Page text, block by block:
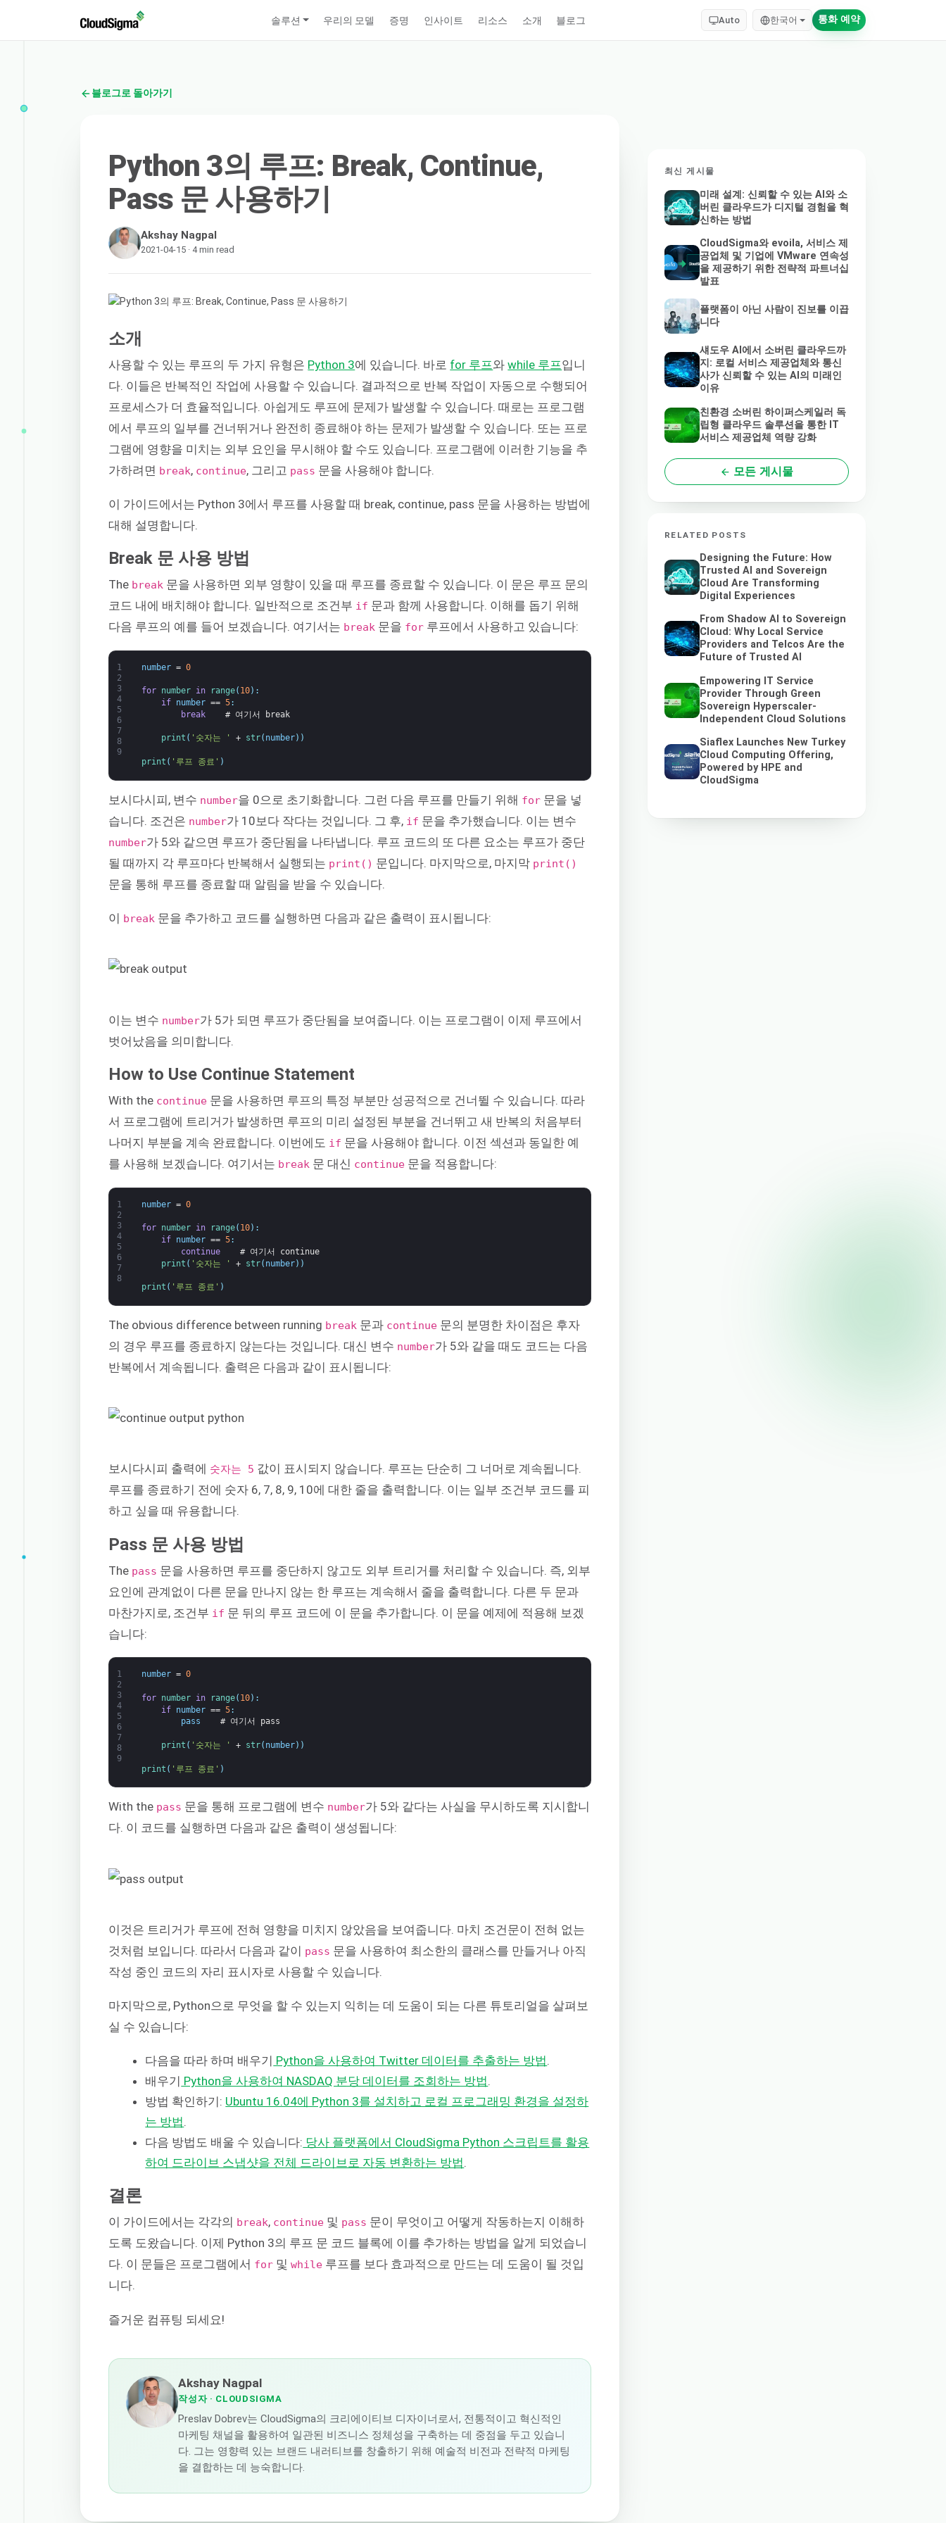
솔루션 우리의 모델 증명 인사이트 리소스 소개 블로그 Auto 한국어 통화 예약
블로그로 돌아가기
Python 3의 루프: Break, Continue,
Pass 문 사용하기
Akshay Nagpal
2021-04-15 · 4 min read
소개
사용할 수 있는 루프의 두 가지 유형은 Python 3에 있습니다. 바로 for 루프와while 루프입니
다. 이들은 반복적인 작업에 사용할 수 있습니다. 결과적으로 반복 작업이 자동으로 수행되어
프로세스가 더 효율적입니다. 아쉽게도 루프에 문제가 발생할 수 있습니다. 때로는 프로그램
에서 루프의 일부를 건너뛰거나 완전히 종료해야 하는 문제가 발생할 수 있습니다. 또는 프로
그램에 영향을 미치는 외부 요인을 무시해야 할 수도 있습니다. 프로그램에 이러한 기능을 추
가하려면 break, continue, 그리고 pass 문을 사용해야 합니다.
이 가이드에서는 Python 3에서 루프를 사용할 때 break, continue, pass 문을 사용하는 방법에
대해 설명합니다.
Break 문 사용 방법
The break 문을 사용하면 외부 영향이 있을 때 루프를 종료할 수 있습니다. 이 문은 루프 문의
코드 내에 배치해야 합니다. 일반적으로 조건부 if 문과 함께 사용합니다. 이해를 돕기 위해
다음 루프의 예를 들어 보겠습니다. 여기서는 break 문을 for 루프에서 사용하고 있습니다:
1
2
3
4
5
6
7
8
9
number = 0
for number in range( 10) :
if number == 5:
break
# 여기서 break
print ( '숫자는 ' + str( number) )
print ( '루프 종료' )
보시다시피, 변수 number을 0으로 초기화합니다. 그런 다음 루프를 만들기 위해 for 문을 넣
습니다. 조건은 number가 10보다 작다는 것입니다. 그 후, if 문을 추가했습니다. 이는 변수
number가 5와 같으면 루프가 중단됨을 나타냅니다. 루프 코드의 또 다른 요소는 루프가 중단
될 때까지 각 루프마다 반복해서 실행되는 print() 문입니다. 마지막으로, 마지막 print()
문을 통해 루프를 종료할 때 알림을 받을 수 있습니다.
이 break 문을 추가하고 코드를 실행하면 다음과 같은 출력이 표시됩니다:
이는 변수 number가 5가 되면 루프가 중단됨을 보여줍니다. 이는 프로그램이 이제 루프에서
벗어났음을 의미합니다.
How to Use Continue Statement
With the continue 문을 사용하면 루프의 특정 부분만 성공적으로 건너뛸 수 있습니다. 따라
서 프로그램에 트리거가 발생하면 루프의 미리 설정된 부분을 건너뛰고 새 반복의 처음부터
나머지 부분을 계속 완료합니다. 이번에도 if 문을 사용해야 합니다. 이전 섹션과 동일한 예
를 사용해 보겠습니다. 여기서는 break 문 대신 continue 문을 적용합니다:
1
2
3
4
5
6
7
8
number = 0
for number in range( 10) :
if number == 5:
continue
# 여기서 continue
print ( '숫자는 ' + str( number) )
print ( '루프 종료' )
The obvious difference between running break 문과 continue 문의 분명한 차이점은 후자
의 경우 루프를 종료하지 않는다는 것입니다. 대신 변수 number가 5와 같을 때도 코드는 다음
반복에서 계속됩니다. 출력은 다음과 같이 표시됩니다:
보시다시피 출력에 숫자는 5 값이 표시되지 않습니다. 루프는 단순히 그 너머로 계속됩니다.
루프를 종료하기 전에 숫자 6, 7, 8, 9, 10에 대한 줄을 출력합니다. 이는 일부 조건부 코드를 피
하고 싶을 때 유용합니다.
Pass 문 사용 방법
The pass 문을 사용하면 루프를 중단하지 않고도 외부 트리거를 처리할 수 있습니다. 즉, 외부
요인에 관계없이 다른 문을 만나지 않는 한 루프는 계속해서 줄을 출력합니다. 다른 두 문과
마찬가지로, 조건부 if 문 뒤의 루프 코드에 이 문을 추가합니다. 이 문을 예제에 적용해 보겠
습니다:
1
2
3
4
5
6
7
8
9
number = 0
for number in range( 10) :
if number == 5:
pass
# 여기서 pass
print ( '숫자는 ' + str( number) )
print ( '루프 종료' )
With the pass 문을 통해 프로그램에 변수 number가 5와 같다는 사실을 무시하도록 지시합니
다. 이 코드를 실행하면 다음과 같은 출력이 생성됩니다:
이것은 트리거가 루프에 전혀 영향을 미치지 않았음을 보여줍니다. 마치 조건문이 전혀 없는
것처럼 보입니다. 따라서 다음과 같이 pass 문을 사용하여 최소한의 클래스를 만들거나 아직
작성 중인 코드의 자리 표시자로 사용할 수 있습니다.
마지막으로, Python으로 무엇을 할 수 있는지 익히는 데 도움이 되는 다른 튜토리얼을 살펴보
실 수 있습니다:
다음을 따라 하며 배우기 Python을 사용하여 Twitter 데이터를 추출하는 방법
배우기 Python을 사용하여 NASDAQ 분당 데이터를 조회하는 방법
방법 확인하기: Ubuntu 16.04에 Python 3를 설치하고 로컬 프로그래밍 환경을 설정하
는 방법
다음 방법도 배울 수 있습니다: 당사 플랫폼에서 CloudSigma Python 스크립트를 활용
하여 드라이브 스냅샷을 전체 드라이브로 자동 변환하는 방법
결론
이 가이드에서는 각각의 break, continue 및 pass 문이 무엇이고 어떻게 작동하는지 이해하
도록 도왔습니다. 이제 Python 3의 루프 문 코드 블록에 이를 추가하는 방법을 알게 되었습니
다. 이 문들은 프로그램에서 for 및while 루프를 보다 효과적으로 만드는 데 도움이 될 것입
니다.
즐거운 컴퓨팅 되세요!
Akshay Nagpal
작성자· CLOUDSIGMA
Preslav Dobrev는 CloudSigma의 크리에이티브 디자이너로서, 전통적이고 혁신적인
마케팅 채널을 활용하여 일관된 비즈니스 정체성을 구축하는 데 중점을 두고 있습니
다. 그는 영향력 있는 브랜드 내러티브를 창출하기 위해 예술적 비전과 전략적 마케팅
을 결합하는 데 능숙합니다.
최신 게시물
미래 설계: 신뢰할 수 있는 AI와 소
버린 클라우드가 디지털 경험을 혁
신하는 방법
CloudSigma와 evoila, 서비스 제
공업체 및 기업에 VMware 연속성
을 제공하기 위한 전략적 파트너십
발표
플랫폼이 아닌 사람이 진보를 이끕
니다
섀도우 AI에서 소버린 클라우드까
지: 로컬 서비스 제공업체와 통신
사가 신뢰할 수 있는 AI의 미래인
이유
친환경 소버린 하이퍼스케일러 독
립형 클라우드 솔루션을 통한 IT
서비스 제공업체 역량 강화
모든 게시물
RELATED POSTS
Designing the Future: How
Trusted AI and Sovereign
Cloud Are Transforming
Digital Experiences
From Shadow AI to Sovereign
Cloud: Why Local Service
Providers and Telcos Are the
Future of Trusted AI
Empowering IT Service
Provider Through Green
Sovereign Hyperscaler-
Independent Cloud Solutions
Siaflex Launches New Turkey
Cloud Computing Offering,
Powered by HPE and
CloudSigma